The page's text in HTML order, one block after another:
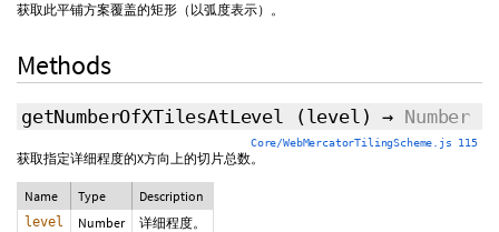
获取此平铺方案覆盖的矩形（以弧度表示）。
Methods
getNumberOfXTilesAtLevel (level)→ Number
Core/WebMercatorTilingScheme.js 115
获取指定详细程度的X方向上的切片总数。
Name Type Description
level Number 详细程度。